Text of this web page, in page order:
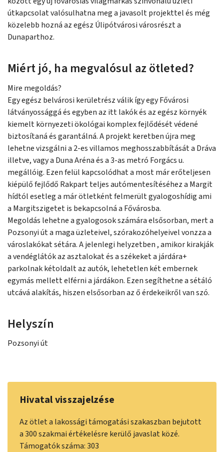
útkapcsolat valósulhatna meg a javasolt projekttel és még
közelebb hozná az egész Úlipótvárosi városrészt a
Dunaparthoz.
Miért jó, ha megvalósul az ötleted?
Mire megoldás?
Egy egész belvárosi kerületrész válik így egy Fővárosi
látványossággá és egyben az itt lakók és az egész környék
kiemelt környezeti ökológai komplex fejlődését védené
biztosítaná és garantálná. A projekt keretben újra meg
lehetne vizsgálni a 2-es villamos meghosszabbítását a Dráva
illetve, vagy a Duna Aréna és a 3-as metró Forgács u.
megállóig. Ezen felül kapcsolódhat a most már erőteljesen
kiépülő fejlődő Rakpart teljes autómentesítéséhez a Margit
hídtól esetleg a már ötletként felmerült gyalogoshídig ami
a Margitszigetet is bekapcsolná a Fővárosba.
Megoldás lehetne a gyalogosok számára elsősorban, mert a
Pozsonyi út a maga üzleteivel, szórakozóhelyeivel vonzza a
városlakókat sétára. A jelenlegi helyzetben , amikor kirakják
a vendéglátók az asztalokat és a székeket a járdára+
parkolnak kétoldalt az autók, lehetetlen két embernek
egymás mellett elférni a járdákon. Ezen segíthetne a sétáló
utcává alakítás, hiszen elsősorban az ő érdekeikről van szó.
Helyszín
Pozsonyi út
Hivatal visszajelzése
Az ötlet a lakossági támogatási szakaszban bejutott
a 300 szakmai értékelésre kerülő javaslat közé.
Támogatók száma: 303